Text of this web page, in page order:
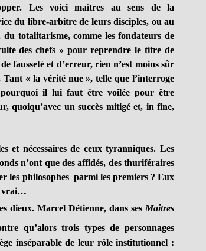
Les voici maîtres au sens de la
du libre-arbitre de leurs disciples, ou au
totalitarisme, comme les fondateurs de
des chefs » pour reprendre le titre de
fausseté et d’erreur, rien n’est moins sûr
« la vérité nue », telle que l’interroge
il lui faut être voilée pour être
quoiqu’avec un succès mitigé et, in fine,
et nécessaires de ceux tyranniques. Les
n’ont que des affidés, des thuriféraires
les philosophes parmi les premiers ? Eux
vrai…
dieux. Marcel Détienne, dans ses Maîtres
qu’alors trois types de personnages
inséparable de leur rôle institutionnel :